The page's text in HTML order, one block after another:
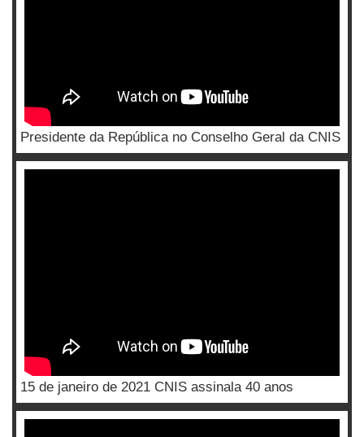
Presidente da República no Conselho Geral da CNIS
15 de janeiro de 2021 CNIS assinala 40 anos